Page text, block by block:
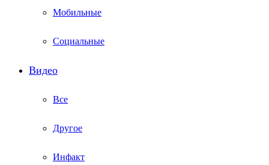
Мобильные
Социальные
Видео
Все
Другое
Инфакт